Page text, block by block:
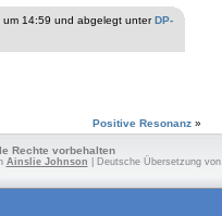
um 14:59 und abgelegt unterDP-
Positive Resonanz »
Rechte vorbehalten
Ainslie Johnson | Deutsche Übersetzung von